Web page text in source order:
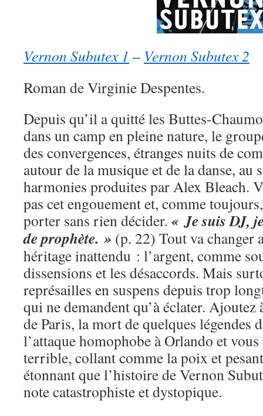
Vernon Subutex 1 – Vernon Subutex 2
Roman de Virginie Despentes.
Depuis qu’il a quitté les Buttes-
dans un camp en pleine nature, le
des convergences, étranges nuits de
autour de la musique et de la danse, au
harmonies produites par Alex Bleach.
pas cet engouement et, comme
porter sans rien décider. « Je suis DJ,
de prophète. » (p. 22) Tout va changer
héritage inattendu : l’argent, comme
dissensions et les désaccords. Mais
représailles en suspens depuis trop
qui ne demandent qu’à éclater. Ajoutez
de Paris, la mort de quelques légendes
l’attaque homophobe à Orlando et
terrible, collant comme la poix et
étonnant que l’histoire de Vernon
note catastrophiste et dystopique.